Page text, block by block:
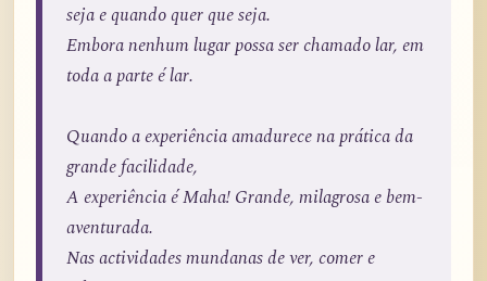
seja e quando quer que seja.
Embora nenhum lugar possa ser chamado lar, em
toda a parte é lar.
Quando a experiência amadurece na prática da
grande facilidade,
A experiência é Maha! Grande, milagrosa e bem-
aventurada.
Nas actividades mundanas de ver, comer e